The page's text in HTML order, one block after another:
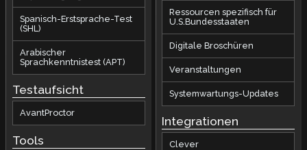
Spanisch-Erstsprache-Test
(SHL)
Arabischer
Sprachkenntnistest (APT)
Testaufsicht
AvantProctor
Tools
Ressourcen spezifisch für
U.S.Bundesstaaten
Digitale Broschüren
Veranstaltungen
Systemwartungs-Updates
Integrationen
Clever